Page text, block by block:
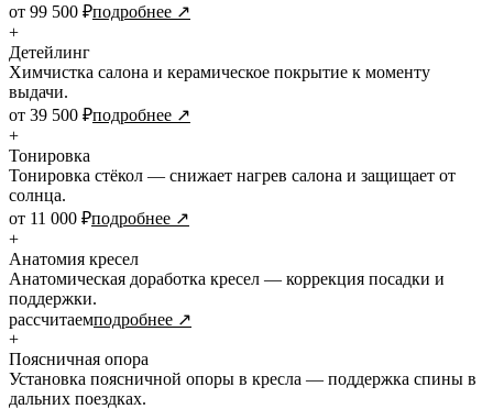
от 99 500 ₽подробнее ↗
+
Детейлинг
Химчистка салона и керамическое покрытие к моменту
выдачи.
от 39 500 ₽подробнее ↗
+
Тонировка
Тонировка стёкол — снижает нагрев салона и защищает от
солнца.
от 11 000 ₽подробнее ↗
+
Анатомия кресел
Анатомическая доработка кресел — коррекция посадки и
поддержки.
рассчитаемподробнее ↗
+
Поясничная опора
Установка поясничной опоры в кресла — поддержка спины в
дальних поездках.